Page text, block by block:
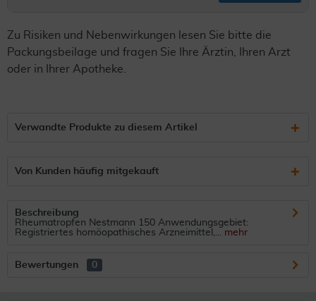
Zu Risiken und Nebenwirkungen lesen Sie bitte die
Packungsbeilage und fragen Sie Ihre Ärztin, Ihren Arzt
oder in Ihrer Apotheke.
Verwandte Produkte zu diesem Artikel
Von Kunden häufig mitgekauft
Beschreibung
Rheumatropfen Nestmann 150 Anwendungsgebiet:
Registriertes homöopathisches Arzneimittel,... mehr
Bewertungen 0